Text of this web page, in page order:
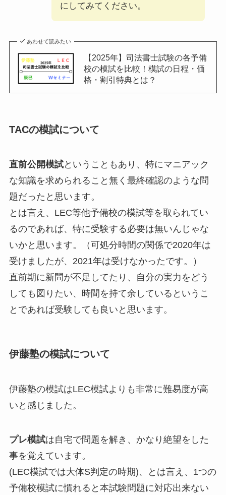
にしてみてください。
あわせて読みたい
【2025年】司法書士試験の各予備
校の模試を比較！模試の日程・価
格・割引特典とは？
TACの模試について
直前公開模試ということもあり、特にマニアック
な知識を求められること無く最終確認のような問
題だったと思います。
とは言え、LEC等他予備校の模試等を取られてい
るのであれば、特に受験する必要は無いんじゃな
いかと思います。（可処分時間の関係で2020年は
受けましたが、2021年は受けなかったです。）
直前期に新問が不足してたり、自分の実力をどう
しても図りたい、時間を持て余しているというこ
とであれば受験しても良いと思います。
伊藤塾の模試について
伊藤塾の模試はLEC模試よりも非常に難易度が高
いと感じました。
プレ模試は自宅で問題を解き、かなり絶望をした
事を覚えています。
(LEC模試では大体S判定の時期)、とは言え、1つの
予備校模試に慣れると本試験問題に対応出来ない